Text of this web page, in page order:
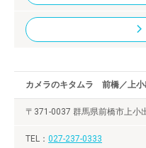
カメラのキタムラ 前橋／上小
〒371-0037 群馬県前橋市上小
027-237-0333